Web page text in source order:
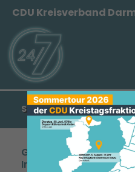
CDU Kreisverband
SOMMERBRUNCH EIN
Gute Gespräche und
Interessierte zum TV-